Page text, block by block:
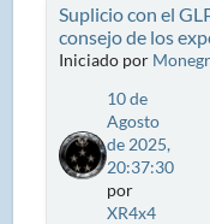
Suplicio con el
consejo de los
Iniciado por
10 de
Agosto
de 2025,
20:37:30
por
XR4x4